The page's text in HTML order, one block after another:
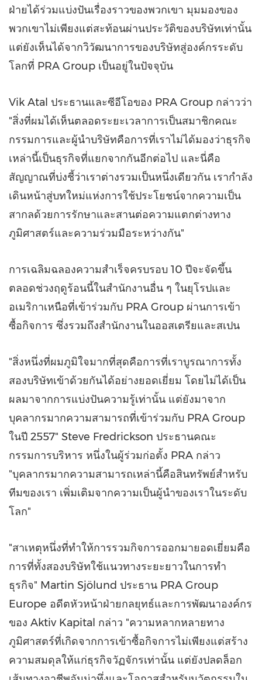
ฝ่ายได้ร่วมแบ่งปันเรื่องราวของพวกเขา มุมมองของ
พวกเขาไม่เพียงแต่สะท้อนผ่านประวัติของบริษัทเท่านั้น
แต่ยังเห็นได้จากวิวัฒนาการของบริษัทสู่องค์กรระดับ
โลกที่ PRA Group เป็นอยู่ในปัจจุบัน
Vik Atal ประธานและซีอีโอของ PRA Group กล่าวว่า
"สิ่งที่ผมได้เห็นตลอดระยะเวลาการเป็นสมาชิกคณะ
กรรมการและผู้นำบริษัทคือการที่เราไม่ได้มองว่าธุรกิจ
เหล่านี้เป็นธุรกิจที่แยกจากกันอีกต่อไป และนี่คือ
สัญญาณที่บ่งชี้ว่าเราต่างรวมเป็นหนึ่งเดียวกัน เรากำลัง
เดินหน้าสู่บทใหม่แห่งการใช้ประโยชน์จากความเป็น
สากลด้วยการรักษาและสานต่อความแตกต่างทาง
ภูมิศาสตร์และความร่วมมือระหว่างกัน"
การเฉลิมฉลองความสำเร็จครบรอบ 10 ปีจะจัดขึ้น
ตลอดช่วงฤดูร้อนนี้ในสำนักงานอื่น ๆ ในยุโรปและ
อเมริกาเหนือที่เข้าร่วมกับ PRA Group ผ่านการเข้า
ซื้อกิจการ ซึ่งรวมถึงสำนักงานในออสเตรียและสเปน
"สิ่งหนึ่งที่ผมภูมิใจมากที่สุดคือการที่เราบูรณาการทั้ง
สองบริษัทเข้าด้วยกันได้อย่างยอดเยี่ยม โดยไม่ได้เป็น
ผลมาจากการแบ่งปันความรู้เท่านั้น แต่ยังมาจาก
บุคลากรมากความสามารถที่เข้าร่วมกับ PRA Group
ในปี 2557" Steve Fredrickson ประธานคณะ
กรรมการบริหาร หนึ่งในผู้ร่วมก่อตั้ง PRA กล่าว
"บุคลากรมากความสามารถเหล่านี้คือสินทรัพย์สำหรับ
ทีมของเรา เพิ่มเติมจากความเป็นผู้นำของเราในระดับ
โลก"
"สาเหตุหนึ่งที่ทำให้การรวมกิจการออกมายอดเยี่ยมคือ
การที่ทั้งสองบริษัทใช้แนวทางระยะยาวในการทำ
ธุรกิจ" Martin Sjölund ประธาน PRA Group
Europe อดีตหัวหน้าฝ่ายกลยุทธ์และการพัฒนาองค์กร
ของ Aktiv Kapital กล่าว "ความหลากหลายทาง
ภูมิศาสตร์ที่เกิดจากการเข้าซื้อกิจการไม่เพียงแต่สร้าง
ความสมดุลให้แก่ธุรกิจวัฏจักรเท่านั้น แต่ยังปลดล็อก